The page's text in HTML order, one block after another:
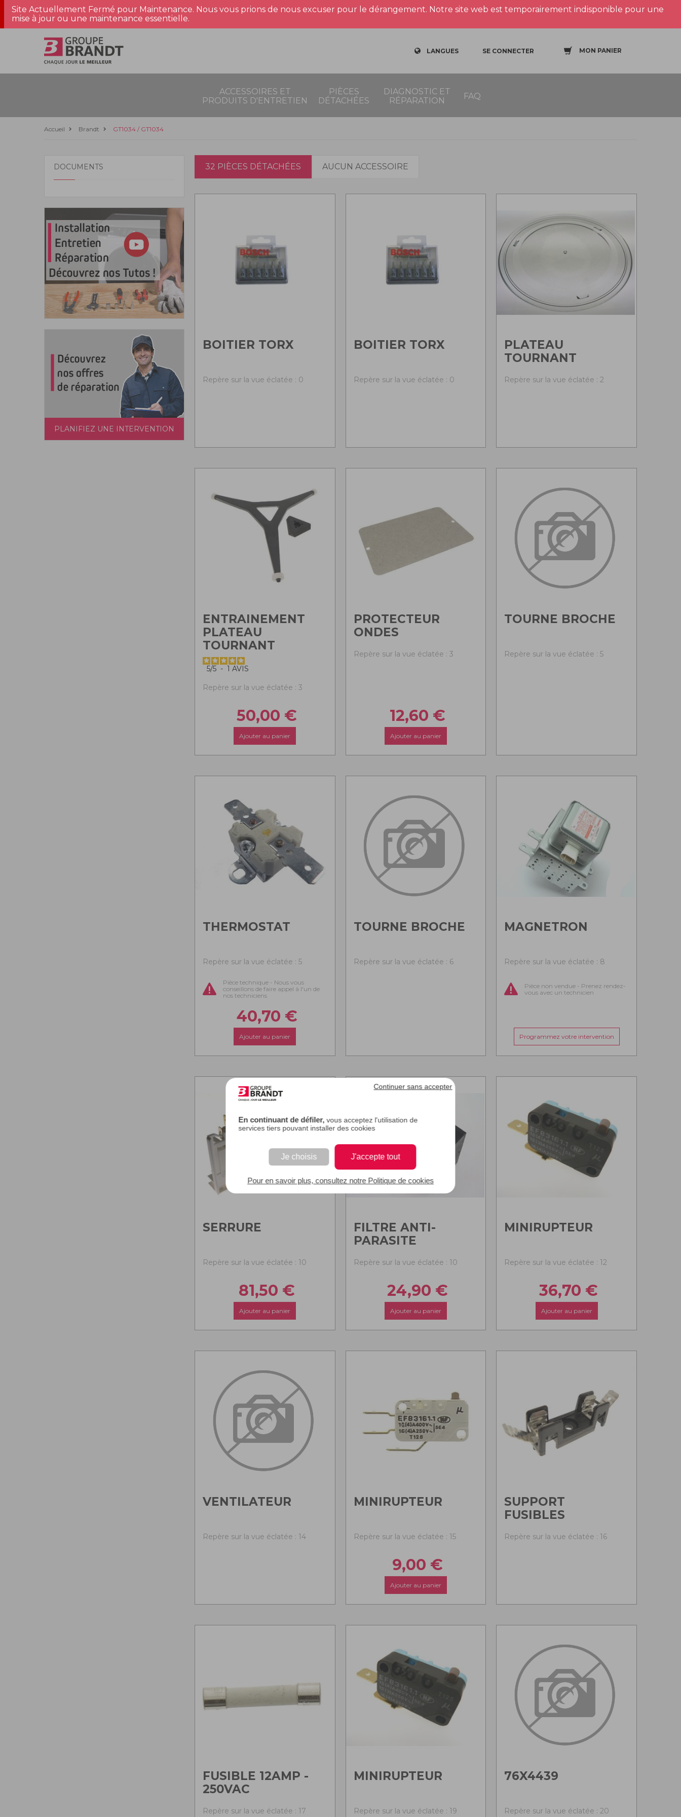
En continuant de défiler, vous acceptez l'utilisation de
services tiers pouvant installer des cookies
Je choisis J'accepte tout
Continuer sans accepter
Pour en savoir plus, consultez notre Politique de cookies
Site Actuellement Fermé pour Maintenance. Nous vous prions de nous excuser pour le dérangement. Notre site web est temporairement indisponible pour une
mise à jour ou une maintenance essentielle.
LANGUES SE CONNECTER MON PANIER
ACCESSOIRES ET
PRODUITS D'ENTRETIEN
PIÈCES
DÉTACHÉES
DIAGNOSTIC ET
RÉPARATION
FAQ
Accueil Brandt GT1034 / GT1034
DOCUMENTS
PLANIFIEZ UNE INTERVENTION
32 PIÈCES DÉTACHÉES AUCUN ACCESSOIRE
BOITIER TORX
Repère sur la vue éclatée : 0
BOITIER TORX
Repère sur la vue éclatée : 0
PLATEAU
TOURNANT
Repère sur la vue éclatée : 2
ENTRAINEMENT
PLATEAU
TOURNANT
5/5 - 1 AVIS
Repère sur la vue éclatée : 3
50,00 €
Ajouter au panier
PROTECTEUR
ONDES
Repère sur la vue éclatée : 3
12,60 €
Ajouter au panier
TOURNE BROCHE
Repère sur la vue éclatée : 5
THERMOSTAT
Repère sur la vue éclatée : 5
Pièce technique - Nous vous
conseillons de faire appel à l'un de
nos techniciens
40,70 €
Ajouter au panier
TOURNE BROCHE
Repère sur la vue éclatée : 6
MAGNETRON
Repère sur la vue éclatée : 8
Pièce non vendue - Prenez rendez-
vous avec un technicien
Programmez votre intervention
SERRURE
Repère sur la vue éclatée : 10
81,50 €
Ajouter au panier
FILTRE ANTI-
PARASITE
Repère sur la vue éclatée : 10
24,90 €
Ajouter au panier
MINIRUPTEUR
Repère sur la vue éclatée : 12
36,70 €
Ajouter au panier
VENTILATEUR
Repère sur la vue éclatée : 14
MINIRUPTEUR
Repère sur la vue éclatée : 15
9,00 €
Ajouter au panier
SUPPORT
FUSIBLES
Repère sur la vue éclatée : 16
FUSIBLE 12AMP -
250VAC
Repère sur la vue éclatée : 17
MINIRUPTEUR
Repère sur la vue éclatée : 19
76X4439
Repère sur la vue éclatée : 20